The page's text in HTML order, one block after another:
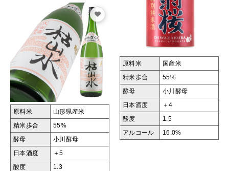
原料米 山形県産米
精米歩合 55%
酵母 小川酵母
日本酒度 ＋5
酸度 1.3
原料米 国産米
精米歩合 55%
酵母 小川酵母
日本酒度 ＋4
酸度 1.5
アルコール 16.0%